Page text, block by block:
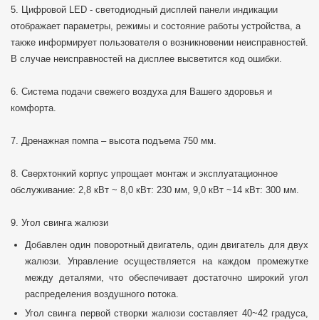
5. Цифровой LED - светодиодный дисплей панели индикации
отображает параметры, режимы и состояние работы устройства, а
также информирует пользователя о возникновении неисправностей.
В случае неисправностей на дисплее высветится код ошибки.
6. Система подачи свежего воздуха для Вашего здоровья и
комфорта.
7. Дренажная помпа – высота подъема 750 мм.
8. Сверхтонкий корпус упрощает монтаж и эксплуатационное
обслуживание: 2,8 кВт ~ 8,0 кВт: 230 мм, 9,0 кВт ~14 кВт: 300 мм.
9. Угол свинга жалюзи
Добавлен один поворотный двигатель, один двигатель для двух
жалюзи. Управление осуществляется на каждом промежутке
между деталями, что обеспечивает достаточно широкий угол
распределения воздушного потока.
Угол свинга первой створки жалюзи составляет 40~42 градуса,